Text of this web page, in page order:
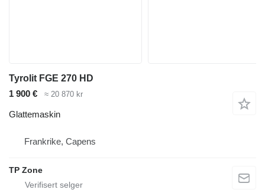
Tyrolit FGE 270 HD
1 900 €
≈ 20 870 kr
Glattemaskin
Frankrike, Capens
TP Zone